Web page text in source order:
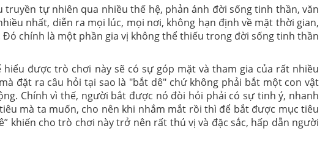
tự nhiên qua nhiều thế hệ, phản ánh đời sống tinh thần, văn
nhất, diễn ra mọi lúc, mọi nơi, không hạn định về mặt thời gian,
chính là một phần gia vị không thể thiếu trong đời sống tinh thần
được trò chơi này sẽ có sự góp mặt và tham gia của rất nhiều
đặt ra câu hỏi tại sao là "bắt dê" chứ không phải bắt một con vật
Chính vì thế, người bắt được nó đòi hỏi phải có sự tinh ý, nhanh
mà ta muốn, cho nên khi nhắm mắt rồi thì để bắt được mục tiêu
khiến cho trò chơi này trở nên rất thú vị và đặc sắc, hấp dẫn người